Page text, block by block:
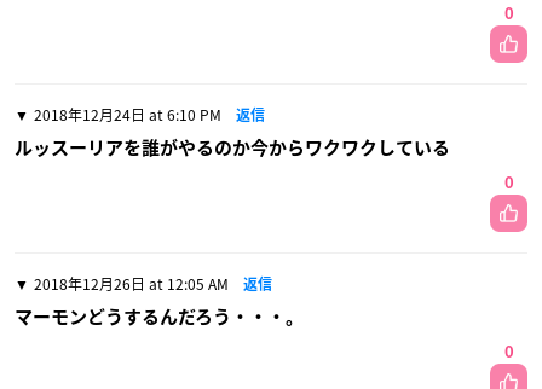
0
2018年12月24日 at 6:10 PM 返信
ルッスーリアを誰がやるのか今からワクワクしている
0
2018年12月26日 at 12:05 AM 返信
マーモンどうするんだろう・・・。
0